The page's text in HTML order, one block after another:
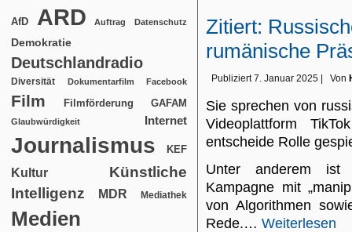
AfD ARD Auftrag Datenschutz
Demokratie
Deutschlandradio
Diversität Dokumentarfilm Facebook
Film Filmförderung GAFAM
Glaubwürdigkeit Internet
Journalismus KEF
Kultur
Künstliche
Intelligenz
MDR Mediathek
Medien
Zitiert:
rumänische
Publiziert 7. Januar 2025 Von
Sie sprechen von
Videoplattform
entscheide Rolle
Unter anderem ist
Kampagne mit
von Algorithmen
Rede.… Weiterlesen